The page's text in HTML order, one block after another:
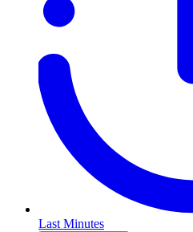
Last Minutes